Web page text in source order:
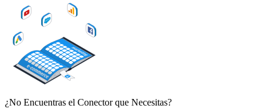
¿No Encuentras el Conector que Necesitas?